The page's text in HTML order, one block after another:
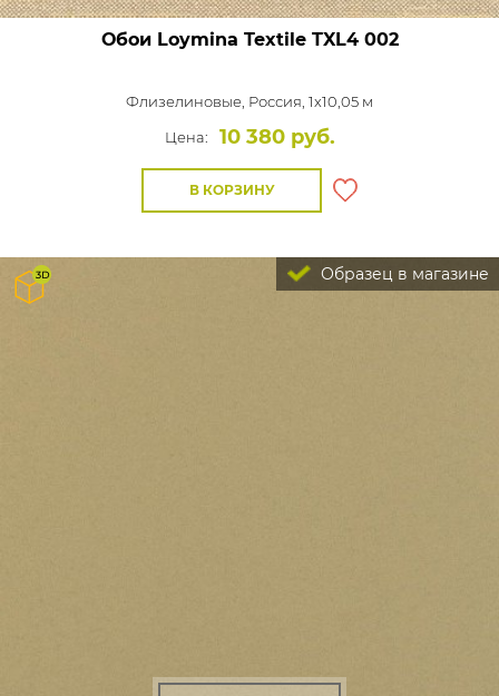
Обои Loymina TextileTXL4 002
Флизелиновые, Россия, 1x10,05 м
Цена:
10 380 руб.
В КОРЗИНУ
Образец в магазине